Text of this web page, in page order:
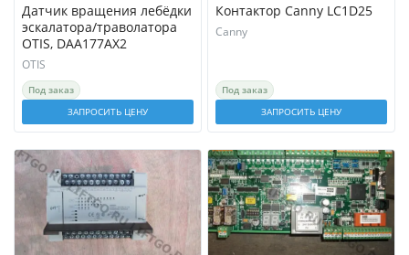
Датчик вращения лебёдки
эскалатора/траволатора
OTIS, DAA177AX2
OTIS
Под заказ
ЗАПРОСИТЬ ЦЕНУ
Контактор Canny LC1D25
Canny
Под заказ
ЗАПРОСИТЬ ЦЕНУ